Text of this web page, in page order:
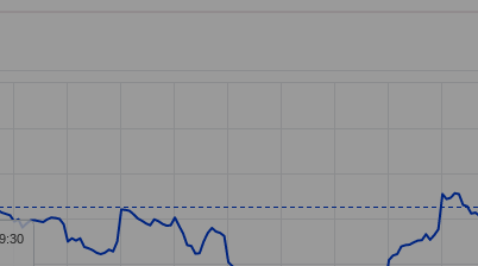
1 Y axis displaying values. Data ranges from